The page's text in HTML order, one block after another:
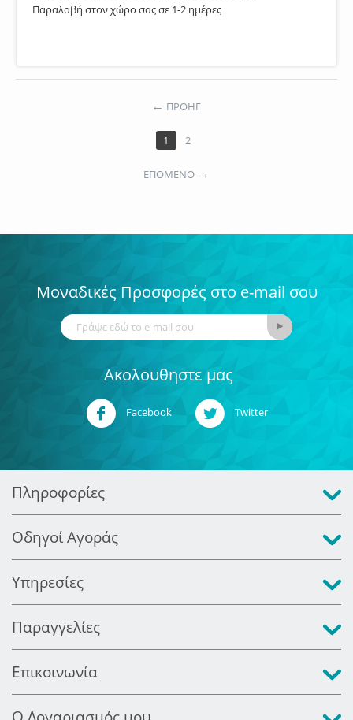
Παραλαβή στον χώρο σας σε 1-2 ημέρες
ΠΡΟΗΓ
1 2
ΕΠΟΜΕΝΟ
Μοναδικές Προσφορές στο e-mail σου
Ακολουθηστε μας
Facebook Twitter
Πληροφορίες
Οδηγοί Αγοράς
Υπηρεσίες
Παραγγελίες
Επικοινωνία